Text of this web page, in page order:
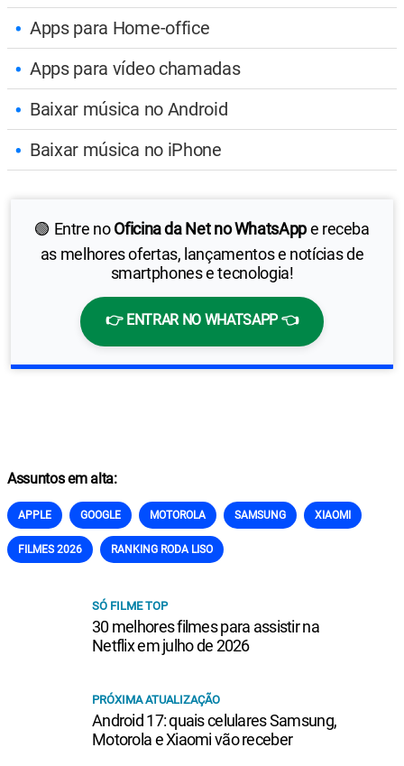
Apps para Home-office
Apps para vídeo chamadas
Baixar música no Android
Baixar música no iPhone
🟢 Entre noOficina da Net no WhatsAppe receba
as melhores ofertas, lançamentos e notícias de
smartphones e tecnologia!
👉 ENTRAR NO WHATSAPP 👈
Assuntos em alta:
APPLE GOOGLE MOTOROLA SAMSUNG XIAOMI
FILMES 2026 RANKING RODA LISO
SÓ FILME TOP
30 melhores filmes para assistir na
Netflix em julho de 2026
PRÓXIMA ATUALIZAÇÃO
Android 17: quais celulares Samsung,
Motorola e Xiaomi vão receber